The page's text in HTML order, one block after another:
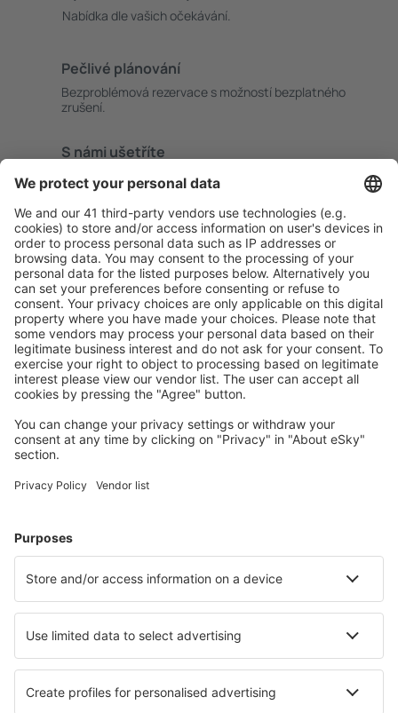
Nabídka dle vašich očekávání.
Pečlivé plánování
Bezproblémová rezervace s možností bezplatného
zrušení.
S námi ušetříte
Atraktivní ceny a speciální nabídky pro přihlášené
uživatele.
Ubytování dle vašeho gusta
Vyberte si z více než 1.3 milionu zařízení: hotelů,
apartmánů, chat a dalších.
Uživateli eSky nejčastěji hledané ubytování
Ubytování ve Spojených státech amerických - Oblíbená
města
Ubytování in Sevierville Ubytování v Myrtle Beach
Ubytování in Estes Park Ubytování v Pittsburghu
Nejlepší ubytování - města
Ubytování in Casola in Lunigiana